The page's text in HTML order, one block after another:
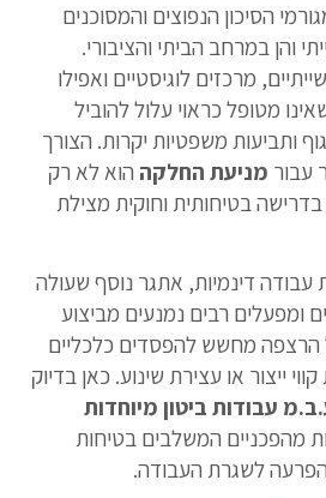
הסיכון הנפוצים והמסוכנים
והן במרחב הביתי והציבורי.
מרכזים לוגיסטיים ואפילו
מטופל כראוי עלול להוביל
ותביעות משפטיות יקרות. הצורך
עבורמניעת החלקההוא לא רק
בטיחותית וחוקית מצילת
דינמיות, אתגר נוסף שעולה
רבים נמנעים מביצוע
הרצפה מחשש להפסדים כלכליים
ייצור או עצירת שינוע. כאן בדיוק
עבודות ביטון מיוחדות
מהפכניים המשלבים בטיחות
לשגרת העבודה.